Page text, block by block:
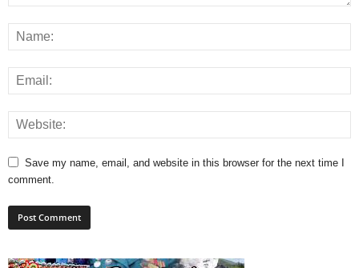
Save my name, email, and website in this browser for the next time I
comment.